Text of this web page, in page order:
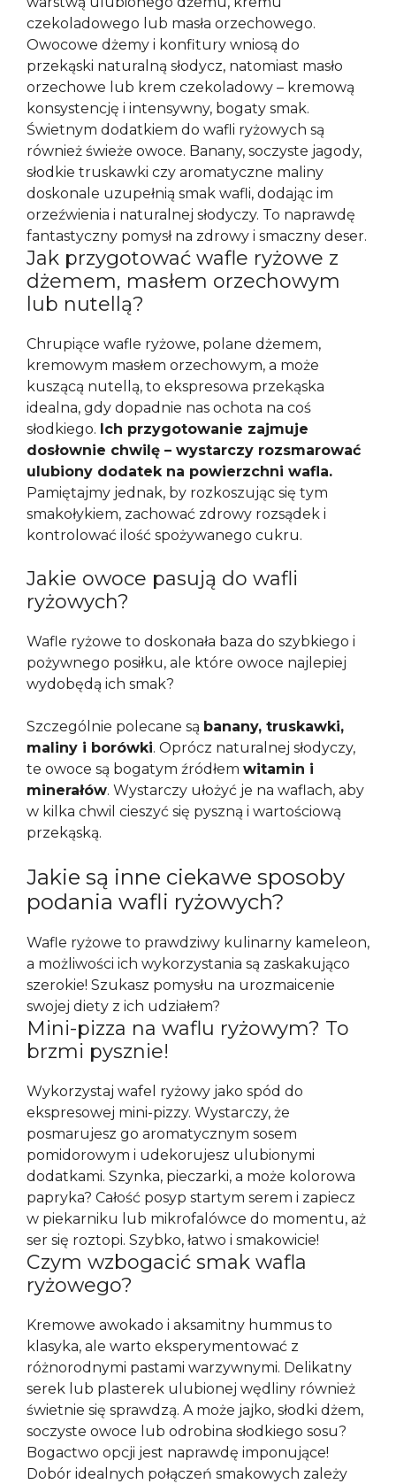
czekoladowego lub masła orzechowego.
Owocowe dżemy i konfitury wniosą do
przekąski naturalną słodycz, natomiast masło
orzechowe lub krem czekoladowy – kremową
konsystencję i intensywny, bogaty smak.
Świetnym dodatkiem do wafli ryżowych są
również świeże owoce. Banany, soczyste jagody,
słodkie truskawki czy aromatyczne maliny
doskonale uzupełnią smak wafli, dodając im
orzeźwienia i naturalnej słodyczy. To naprawdę
fantastyczny pomysł na zdrowy i smaczny deser.
Jak przygotować wafle ryżowe z
dżemem, masłem orzechowym
lub nutellą?
Chrupiące wafle ryżowe, polane dżemem,
kremowym masłem orzechowym, a może
kuszącą nutellą, to ekspresowa przekąska
idealna, gdy dopadnie nas ochota na coś
słodkiego. Ich przygotowanie zajmuje
dosłownie chwilę – wystarczy rozsmarować
ulubiony dodatek na powierzchni wafla.
Pamiętajmy jednak, by rozkoszując się tym
smakołykiem, zachować zdrowy rozsądek i
kontrolować ilość spożywanego cukru.
Jakie owoce pasują do wafli
ryżowych?
Wafle ryżowe to doskonała baza do szybkiego i
pożywnego posiłku, ale które owoce najlepiej
wydobędą ich smak?
Szczególnie polecane są banany, truskawki,
maliny i borówki. Oprócz naturalnej słodyczy,
te owoce są bogatym źródłem witamin i
minerałów. Wystarczy ułożyć je na waflach, aby
w kilka chwil cieszyć się pyszną i wartościową
przekąską.
Jakie są inne ciekawe sposoby
podania wafli ryżowych?
Wafle ryżowe to prawdziwy kulinarny kameleon,
a możliwości ich wykorzystania są zaskakująco
szerokie! Szukasz pomysłu na urozmaicenie
swojej diety z ich udziałem?
Mini-pizza na waflu ryżowym? To
brzmi pysznie!
Wykorzystaj wafel ryżowy jako spód do
ekspresowej mini-pizzy. Wystarczy, że
posmarujesz go aromatycznym sosem
pomidorowym i udekorujesz ulubionymi
dodatkami. Szynka, pieczarki, a może kolorowa
papryka? Całość posyp startym serem i zapiecz
w piekarniku lub mikrofalówce do momentu, aż
ser się roztopi. Szybko, łatwo i smakowicie!
Czym wzbogacić smak wafla
ryżowego?
Kremowe awokado i aksamitny hummus to
klasyka, ale warto eksperymentować z
różnorodnymi pastami warzywnymi. Delikatny
serek lub plasterek ulubionej wędliny również
świetnie się sprawdzą. A może jajko, słodki dżem,
soczyste owoce lub odrobina słodkiego sosu?
Bogactwo opcji jest naprawdę imponujące!
Dobór idealnych połączeń smakowych zależy